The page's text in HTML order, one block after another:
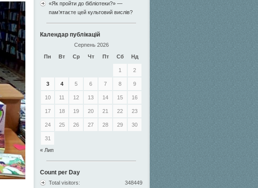
«Як пройти до бібліотеки?» —
пам’ятаєте цей культовий вислів?
Календар публікацій
Серпень 2026
Пн
Вт Ср Чт Пт Сб Нд
1 2
3 4 5 6 7 8 9
10 11 12 13 14 15 16
17 18 19 20 21 22 23
24 25 26 27 28 29 30
31
« Лип
Count per Day
348449
Total visitors: